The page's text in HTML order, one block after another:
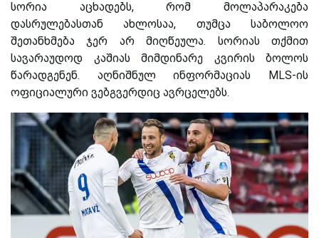
სორია აცხადებს, რომ მოლაპარაკება
დასრულებასთან ახლოსაა, თუმცა საბოლოო
შეთანხმება ჯერ არ მიღწეულა. სორიას თქმით
სავარაუდოდ კაშიას მიმდინარე კვირის ბოლოს
წარადგენენ. აღნიშნულ ინფორმაციას MLS-ის
ოფიციალური ვებგვერდიც ავრცელებს.